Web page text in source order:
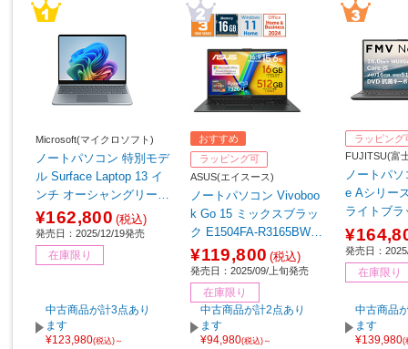
Microsoft(マイクロソフト)
ノートパソコン 特別モデ
ル Surface Laptop 13 イ
ンチ オーシャングリーン
EP2-30766 【sof001】
¥162,800 (税込)
発売日：2025/12/19発売
在庫限り
中古商品が計3点あり
ます
¥123,980(税込)～
おすすめ
ラッピング可
ASUS(エイスース)
ノートパソコン Vivoboo
k Go 15 ミックスブラッ
ク E1504FA-R3165BWS
［15.6型 /Windows11 Ho
me /AMD Ryzen 3 /メモ
リ：16GB /SSD：512GB
/Office Home and Busine
ss /日本語版キーボード /
2025年9月モデル］
¥119,800 (税込)
発売日：2025/09/上旬発売
在庫限り
中古商品が計2点あり
ます
¥94,980(税込)～
ラッピング
FUJITSU(富
ノートパ
e Aシリー
ライトブ
K3BB
発売日：
在庫限り
中古商品
ます
¥139,980(